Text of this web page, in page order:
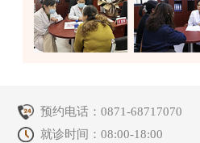
预约电话：0871-68717070
就诊时间：08:00-18:00